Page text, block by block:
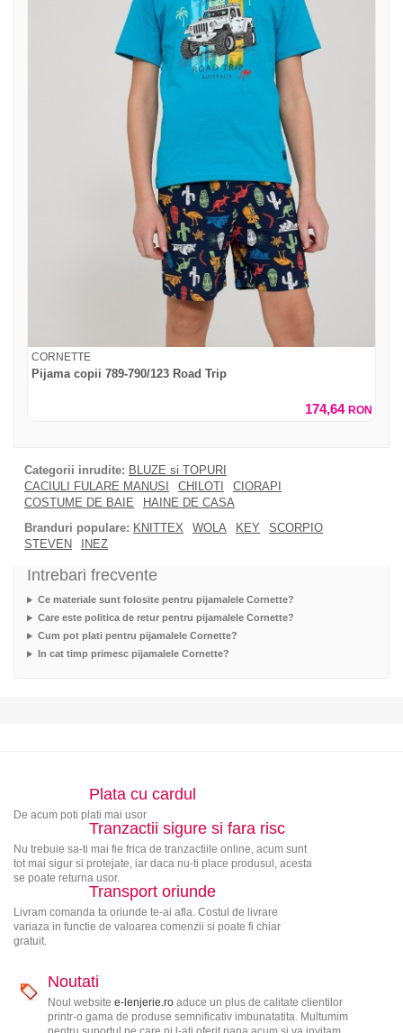
CORNETTE
Pijama copii 789-790/123 Road Trip
174,64 RON
Categorii inrudite: BLUZE si TOPURI
CACIULI FULARE MANUSI
CHILOTI
CIORAPI
COSTUME DE BAIE
HAINE DE CASA
Branduri populare: KNITTEX WOLA KEY
SCORPIO
STEVEN
INEZ
Intrebari frecvente
Ce materiale sunt folosite pentru pijamalele Cornette?
Care este politica de retur pentru pijamalele Cornette?
Cum pot plati pentru pijamalele Cornette?
In cat timp primesc pijamalele Cornette?
Plata cu cardul
De acum poti plati mai usor
Tranzactii sigure si fara risc
Nu trebuie sa-ti mai fie frica de tranzactiile online, acum sunt
tot mai sigur si protejate, iar daca nu-ti place produsul, acesta
se poate returna usor.
Transport oriunde
Livram comanda ta oriunde te-ai afla. Costul de livrare
variaza in functie de valoarea comenzii si poate fi chiar
gratuit.
Noutati
Noul website e-lenjerie.roaduce un plus de calitate clientilor
printr-o gama de produse semnificativ imbunatatita. Multumim